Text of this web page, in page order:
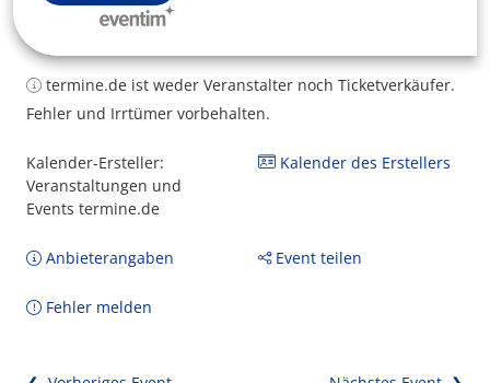
termine.de ist weder Veranstalter noch Ticketverkäufer.
Fehler und Irrtümer vorbehalten.
Kalender-Ersteller:
Veranstaltungen und
Events termine.de
Kalender des Erstellers
Anbieterangaben Event teilen
Fehler melden